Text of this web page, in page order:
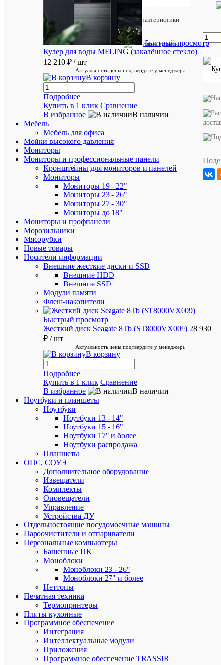
Быстрый просмотр
Кулер для воды MELING (закалённое стекло)
12 210 ₽ / шт
Актуальность цены подтвердите у менеджера
В корзину
Подробнее
Купить в 1 клик Сравнение
В избранное
В наличии
Мебель
Мебель для офиса
Мойки высокого давления
Мониторы
Мониторы и профессиональные панели
Кронштейны для мониторов и панелей
Мониторы
Мониторы 19 - 22"
Мониторы 23 - 26"
Мониторы 27 - 30"
Мониторы до 18"
Мониторы и профпанели
Морозильники
Мясорубки
Новые товары
Носители информации
Внешние жесткие диски и SSD
Внешние HDD
Внешние SSD
Модули памяти
Флеш-накопители
Быстрый просмотр
Жесткий диск Seagate 8Tb (ST8000VX009) 28 930
₽ / шт
Актуальность цены подтвердите у менеджера
В корзину
Подробнее
Купить в 1 клик Сравнение
В избранное
В наличии
Ноутбуки и планшеты
Ноутбуки
Ноутбуки 13 - 14"
Ноутбуки 15 - 16"
Ноутбуки 17" и более
Ноутбуки распродажа
Планшеты
ОПС, СОУЭ
Дополнительное оборудование
Извещатели
Комплекты
Оповещатели
Управление
Устройства ДУ
Отдельностоящие посудомоечные машины
Пароочистители и отпариватели
Персональные компьютеры
Башенные ПК
Моноблоки
Моноблоки 23 - 26"
Моноблоки 27" и более
Неттопы
Печатная техника
Термопринтеры
Плиты кухонные
Программное обеспечение
Интеграция
Интеллектуальные модули
Приложения
Программное обеспечение TRASSIR
Характеристики
Похожие товары
отзыв
Артикул:
товара
7559
ЦветСерый
Артикул
при
от